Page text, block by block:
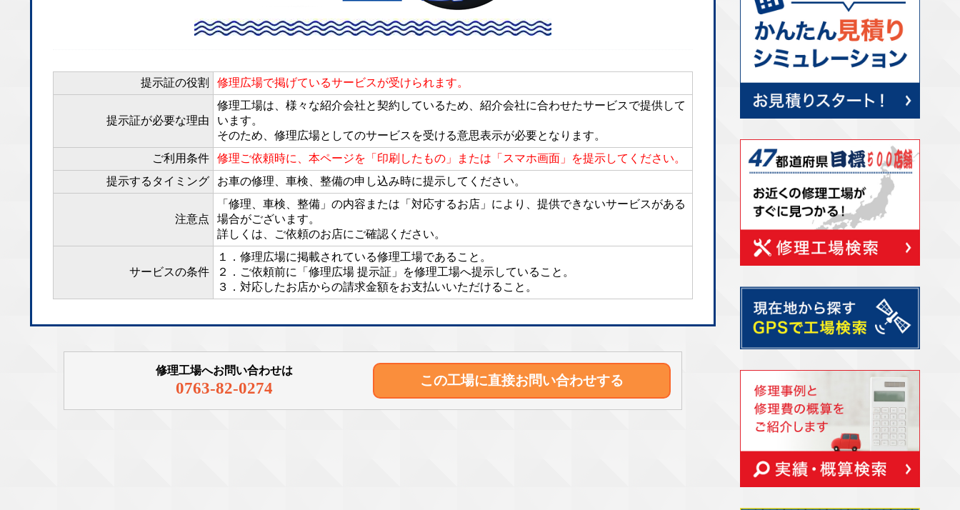
提示証の役割 修理広場で掲げているサービスが受けられます。
提示証が必要な理由
修理工場は、様々な紹介会社と契約しているため、紹介会社に合わせたサービスで提供して
います。
そのため、修理広場としてのサービスを受ける意思表示が必要となります。
ご利用条件
修理ご依頼時に、本ページを「印刷したもの」または「スマホ画面」を提示してください。
提示するタイミング
お車の修理、車検、整備の申し込み時に提示してください。
注意点
「修理、車検、整備」の内容または「対応するお店」により、提供できないサービスがある
場合がございます。
詳しくは、ご依頼のお店にご確認ください。
サービスの条件
１．修理広場に掲載されている修理工場であること。
２．ご依頼前に「修理広場 提示証」を修理工場へ提示していること。
３．対応したお店からの請求金額をお支払いいただけること。
修理工場へお問い合わせは
0763-82-0274 この工場に直接お問い合わせする